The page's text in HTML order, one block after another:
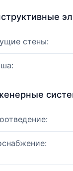
стены: